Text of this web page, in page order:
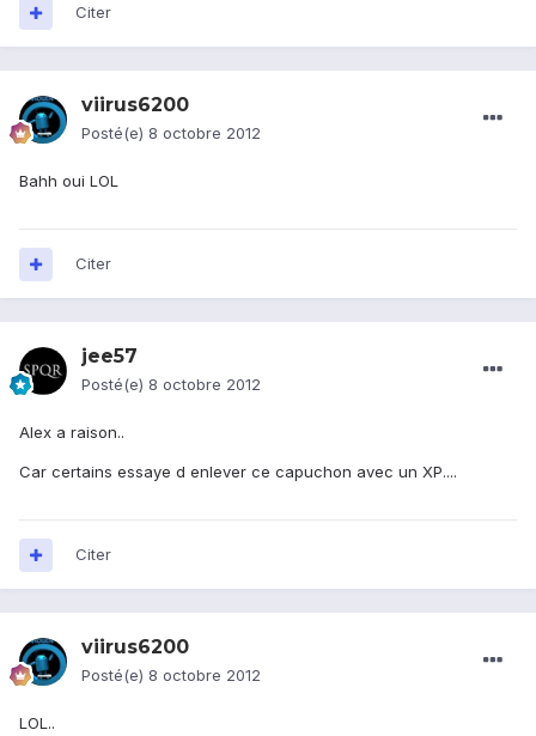
Citer
viirus6200
Posté(e) 8 octobre 2012
Bahh oui LOL
Citer
jee57
Posté(e) 8 octobre 2012
Alex a raison..
Car certains essaye d enlever ce capuchon avec un XP....
Citer
viirus6200
Posté(e) 8 octobre 2012
LOL..